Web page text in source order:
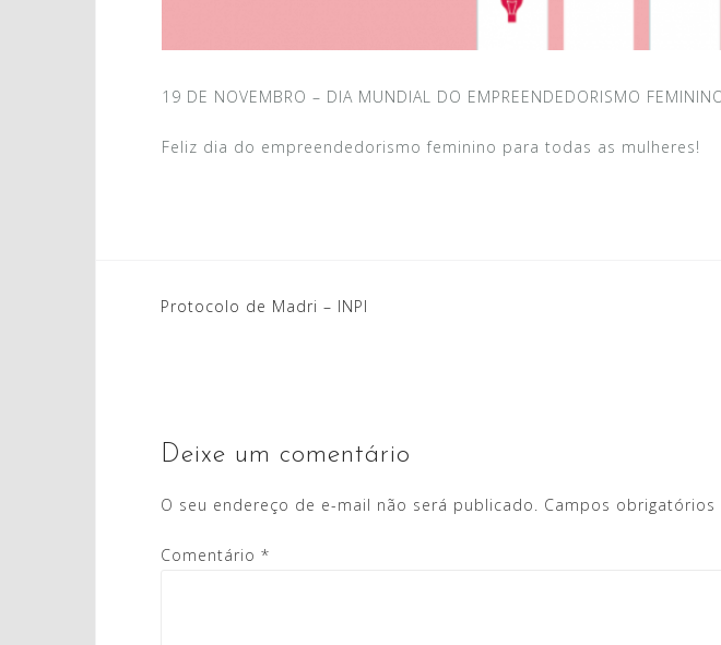
19 DE NOVEMBRO – DIA MUNDIAL DO EMPREENDEDORISMO
Feliz dia do empreendedorismo feminino para todas as mulheres!
Navegação
Protocolo de Madri – INPI
Deixe um comentário
O seu endereço de e-mail não será publicado. Campos
Comentário *